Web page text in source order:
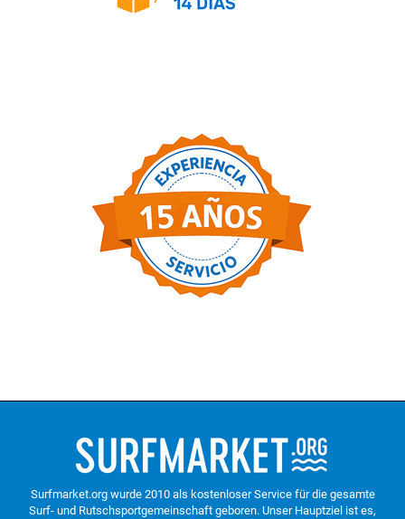
Surfmarket.org wurde 2010 als kostenloser Service für die gesamte
Surf- und Rutschsportgemeinschaft geboren. Unser Hauptziel ist es,